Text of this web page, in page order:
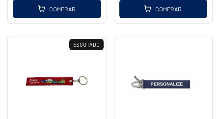
COMPRAR COMPRAR
ESGOTADO